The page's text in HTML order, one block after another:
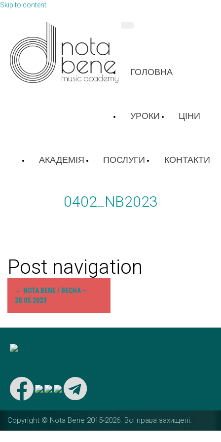
Skip to content
ГОЛОВНА
УРОКИ ЦІНИ
АКАДЕМІЯ ПОСЛУГИ КОНТАКТИ
0402_NB2023
Post navigation
← NOTA BENE / ВЕСНА –
28.05.2023
Copyright © Nota Bene 2015-2026. Вcі права захищені.